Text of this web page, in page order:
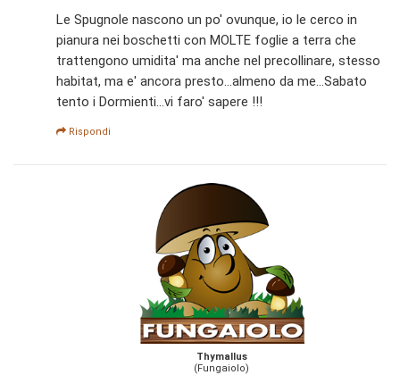
Le Spugnole nascono un po' ovunque, io le cerco in
pianura nei boschetti con MOLTE foglie a terra che
trattengono umidita' ma anche nel precollinare, stesso
habitat, ma e' ancora presto...almeno da me...Sabato
tento i Dormienti...vi faro' sapere !!!
Rispondi
Thymallus
(Fungaiolo)